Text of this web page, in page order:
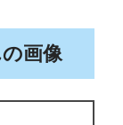
画像